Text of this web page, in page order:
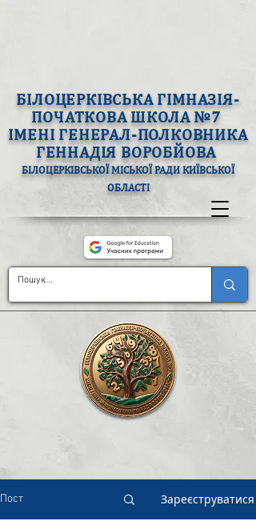
БІЛОЦЕРКІВСЬКА ГІМНАЗІЯ-
ПОЧАТКОВА ШКОЛА №7
ІМЕНІ ГЕНЕРАЛ-ПОЛКОВНИКА
ГЕННАДІЯ ВОРОБЙОВА
БІЛОЦЕРКІВСЬКОЇ МІСЬКОЇ РАДИ КИЇВСЬКОЇ
ОБЛАСТІ
Пост Зареєструватися